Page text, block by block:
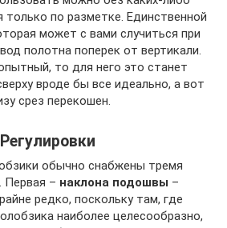
только по разметке. Единственной
может с вами случиться при
полотна поперек от вертикали.
то для него это станет
вроде бы все идеально, а вот
срез перекошен.
Регулировки
обычно снабжены тремя
Первая – наклона подошвы –
редко, поскольку там, где
наиболее целесообразно,